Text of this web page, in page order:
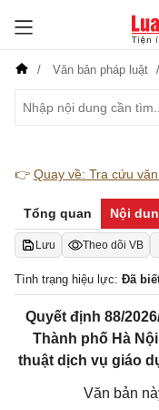
Văn bản pháp luật
👉 Quay về: Tra cứu
Tổng quan Nội
Lưu Theo dõi VB
Tình trạng hiệu lực: Đã
Quyết định 88/
Thành phố Hà
thuật dịch vụ giáo
Văn bản